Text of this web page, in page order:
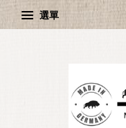
選單